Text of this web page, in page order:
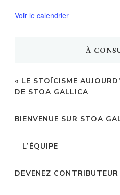
Voir le calendrier
À
« LE STOÏCISME
DE STOA GALLICA
BIENVENUE SUR STOA
L’ÉQUIPE
DEVENEZ